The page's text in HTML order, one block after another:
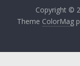
Copyright ©
Theme ColorMag